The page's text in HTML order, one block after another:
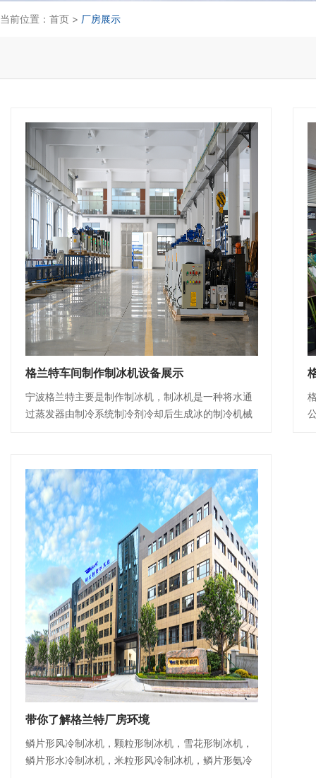
当前位置： 首页 > 厂房展示
格兰特车间制作制冰机设备展示
宁波格兰特主要是制作制冰机，制冰机是一种将水通
过蒸发器由制冷系统制冷剂冷却后生成冰的制冷机械
带你了解格兰特厂房环境
鳞片形风冷制冰机，颗粒形制冰机，雪花形制冰机，
鳞片形水冷制冰机，米粒形风冷制冰机，鳞片形氨冷